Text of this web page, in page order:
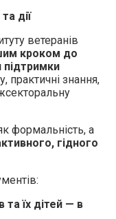
дії
ветеранів
кроком до
підтримки
практичні знання,
формальність, а
гідного
та їх дітей — в